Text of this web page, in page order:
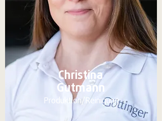
Produktion/Reinigung
Gutmann
Christina